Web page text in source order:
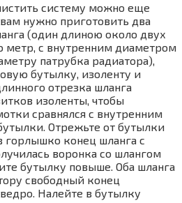
систему можно еще
нужно приготовить два
(один длиною около двух
метр, с внутренним диаметром
патрубка радиатора),
бутылку, изоленту и
отрезка шланга
изоленты, чтобы
сравнялся с внутренним
Отрежьте от бутылки
горлышко конец шланга с
воронка со шлангом
бутылку повыше. Оба шланга
свободный конец
Налейте в бутылку